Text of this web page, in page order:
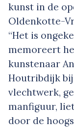
kunst in de
Oldenkotte-
“Het is
memoreert
kunstenaar
Houtribdijk bij
vlechtwerk,
manfiguur,
door de